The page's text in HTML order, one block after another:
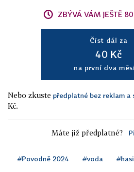
ZBÝVÁ VÁM JEŠTĚ
Číst dál za
40 Kč
na první dva
Nebo zkuste předplatné bez reklam
Kč.
Máte již předplatné?
#Povodně 2024 #voda